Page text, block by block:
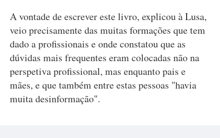
A vontade de escrever este livro, explicou à Lusa,
veio precisamente das muitas formações que tem
dado a profissionais e onde constatou que as
dúvidas mais frequentes eram colocadas não na
perspetiva profissional, mas enquanto pais e
mães, e que também entre estas pessoas "havia
muita desinformação".